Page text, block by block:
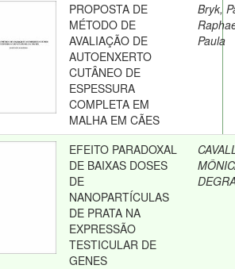
PROPOSTA DE
MÉTODO DE
AVALIAÇÃO DE
AUTOENXERTO
CUTÂNEO DE
ESPESSURA
COMPLETA EM
MALHA EM CÃES
Bryk,
Paula
EFEITO PARADOXAL
DE BAIXAS DOSES
DE
NANOPARTÍCULAS
DE PRATA NA
EXPRESSÃO
TESTICULAR DE
GENES